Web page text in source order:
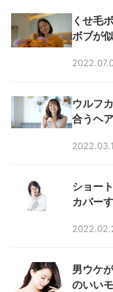
くせ毛
ボブが
ウルフ
合うヘ
ショー
カバー
男ウケ
のいい